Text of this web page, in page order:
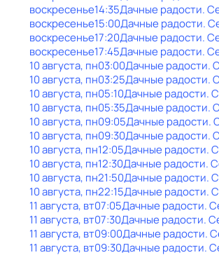
воскресенье14:35Дачные радости.
воскресенье15:00Дачные радости.
воскресенье17:20Дачные радости.
воскресенье17:45Дачные радости.
10 августа, пн03:00Дачные радости.
10 августа, пн03:25Дачные радости.
10 августа, пн05:10Дачные радости.
10 августа, пн05:35Дачные радости.
10 августа, пн09:05Дачные радости.
10 августа, пн09:30Дачные радости.
10 августа, пн12:05Дачные радости.
10 августа, пн12:30Дачные радости.
10 августа, пн21:50Дачные радости.
10 августа, пн22:15Дачные радости.
11 августа, вт07:05Дачные радости.
11 августа, вт07:30Дачные радости.
11 августа, вт09:00Дачные радости.
11 августа, вт09:30Дачные радости.